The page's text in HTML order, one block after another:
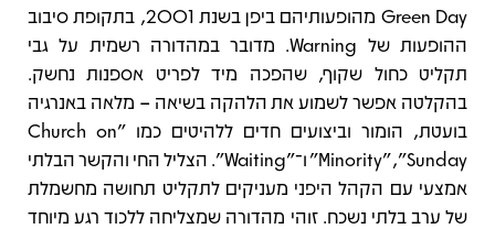
Green Day מהופעותיהם ביפן בשנת 2001, בתקופת סיבוב
ההופעות של Warning. מדובר במהדורה רשמית על גבי
תקליט כחול שקוף, שהפכה מיד לפריט אספנות נחשק.
בהקלטה אפשר לשמוע את הלהקה בשיאה – מלאה באנרגיה
בועטת, הומור וביצועים חדים ללהיטים כמו "Church on
Sunday", ‏"Minority" ו־"Waiting". הצליל החי והקשר הבלתי
אמצעי עם הקהל היפני מעניקים לתקליט תחושה מחשמלת
של ערב בלתי נשכח. זוהי מהדורה שמצליחה ללכוד רגע מיוחד